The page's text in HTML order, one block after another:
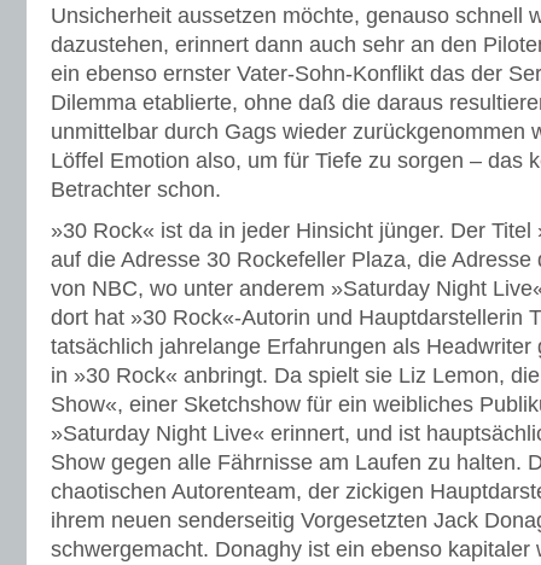
Unsicherheit aussetzen möchte, genauso schnell
dazustehen, erinnert dann auch sehr an den
ein ebenso ernster Vater-Sohn-Konflikt das der
Dilemma etablierte, ohne daß die daraus
unmittelbar durch Gags wieder zurückgenommen
Löffel Emotion also, um für Tiefe zu sorgen – das
Betrachter schon.
»30 Rock« ist da in jeder Hinsicht jünger. Der
auf die Adresse 30 Rockefeller Plaza, die Adresse
von NBC, wo unter anderem »Saturday Night
dort hat »30 Rock«-Autorin und Hauptdarstellerin
tatsächlich jahrelange Erfahrungen als Headwriter
in »30 Rock« anbringt. Da spielt sie Liz Lemon,
Show«, einer Sketchshow für ein weibliches
»Saturday Night Live« erinnert, und ist
Show gegen alle Fährnisse am Laufen zu halten.
chaotischen Autorenteam, der zickigen
ihrem neuen senderseitig Vorgesetzten Jack
schwergemacht. Donaghy ist ein ebenso kapitaler